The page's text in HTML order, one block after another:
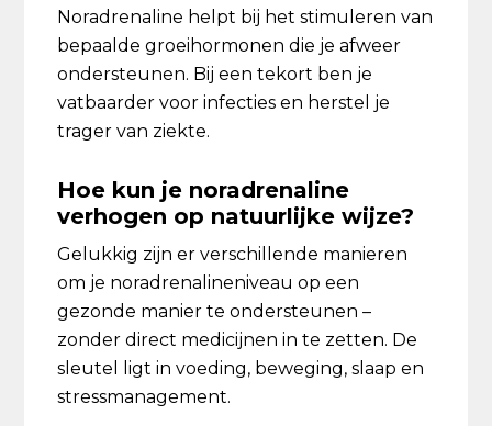
Noradrenaline helpt bij het stimuleren van
bepaalde groeihormonen die je afweer
ondersteunen. Bij een tekort ben je
vatbaarder voor infecties en herstel je
trager van ziekte.
Hoe kun je noradrenaline
verhogen op natuurlijke wijze?
Gelukkig zijn er verschillende manieren
om je noradrenalineniveau op een
gezonde manier te ondersteunen –
zonder direct medicijnen in te zetten. De
sleutel ligt in voeding, beweging, slaap en
stressmanagement.